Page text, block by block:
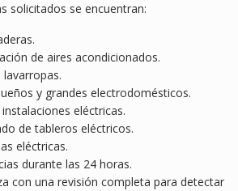
solicitados se encuentran:
de aires acondicionados.
y grandes electrodomésticos.
eléctricas.
de tableros eléctricos.
eléctricas.
durante las 24 horas.
con una revisión completa para detectar